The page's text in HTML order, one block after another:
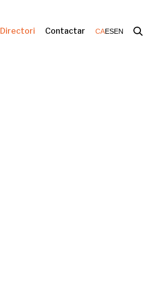
Directori Contactar CAESEN